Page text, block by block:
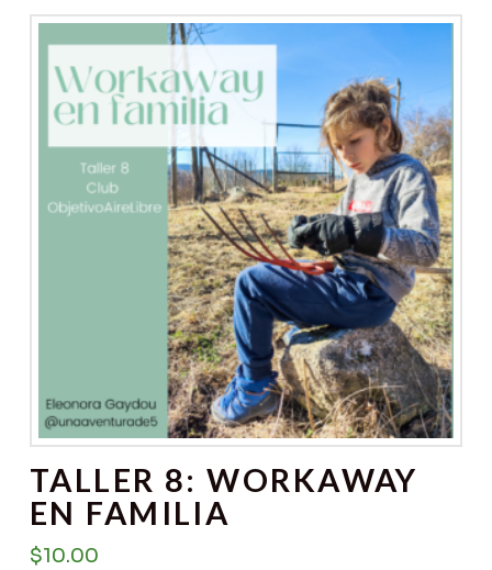
TALLER 8: WORKAWAY
EN FAMILIA
$10.00